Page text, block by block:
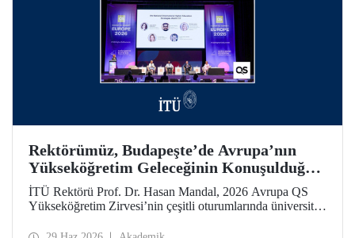
Rektörümüz, Budapeşte’de Avrupa’nın
Yükseköğretim Geleceğinin Konuşulduğu
Zirvedeydi
İTÜ Rektörü Prof. Dr. Hasan Mandal, 2026 Avrupa QS
Yükseköğretim Zirvesi’nin çeşitli oturumlarında üniversite